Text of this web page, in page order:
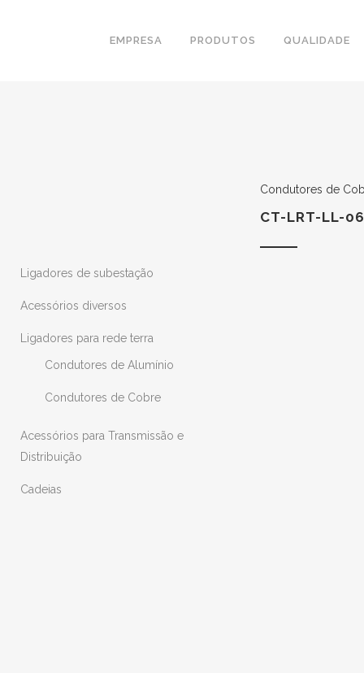
EMPRESA PRODUTOS QUALIDADE
Ligadores de subestação
Acessórios diversos
Ligadores para rede terra
Condutores de Alumínio
Condutores de Cobre
Acessórios para Transmissão e
Distribuição
Cadeias
Condutores de
CT-LRT-LL-